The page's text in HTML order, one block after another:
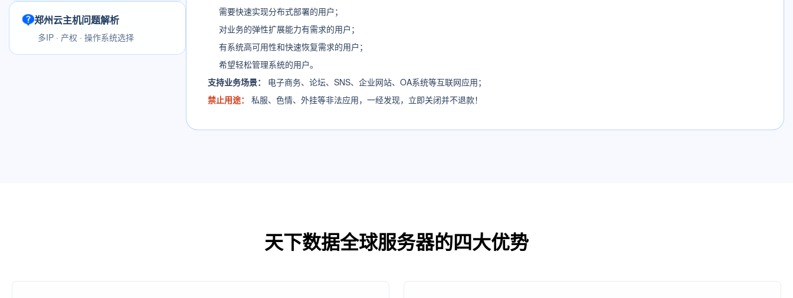
郑州云主机问题解析
多IP · 产权 · 操作系统选择
需要快速实现分布式部署的用户；
对业务的弹性扩展能力有需求的用户；
有系统高可用性和快速恢复需求的用户；
希望轻松管理系统的用户。
支持业务场景：
电子商务、论坛、SNS、企业网站、OA系统等互联网应用；
禁止用途：
私服、色情、外挂等非法应用，一经发现，立即关闭并不退款！
天下数据全球服务器的四大优势